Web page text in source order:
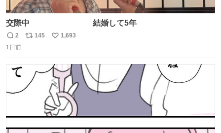
交際中 結婚して5年
返
信
2
リ
数
145
い
数
1,693
1日前